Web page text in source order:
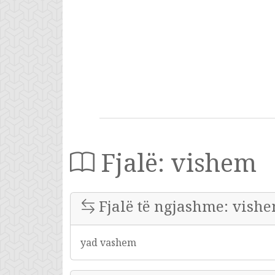
Fjalë: vishem
Fjalë të ngjashme:
yad vashem